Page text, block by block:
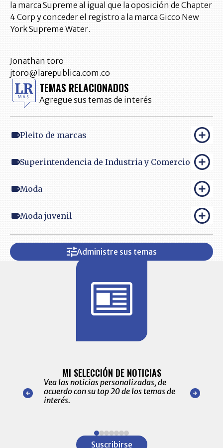
la marca Supreme al igual que la oposición de Chapter
4 Corp y conceder el registro a la marca Gicco New
York Supreme Water.
Jonathan toro
jtoro@larepublica.com.co
TEMAS RELACIONADOS
Agregue sus temas de interés
Pleito de marcas
Superintendencia de Industria y Comercio
Moda
Moda juvenil
Administre sus temas
nuestro
para
MI SELECCIÓN DE NOTICIAS
Vea las noticias personalizadas, de
acuerdo con su top 20 de los temas de
interés.
de las
Suscribirse